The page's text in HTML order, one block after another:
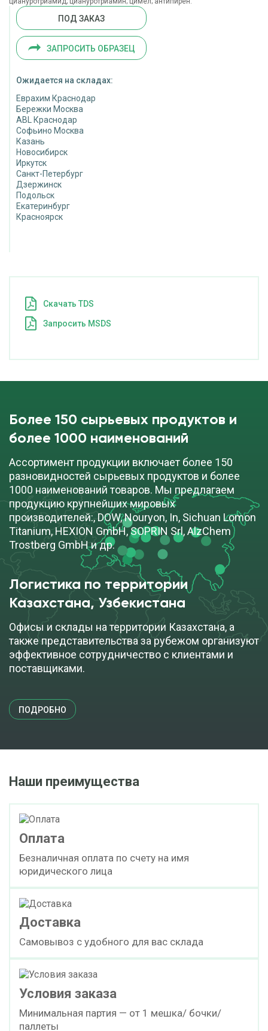
ПОД ЗАКАЗ
ЗАПРОСИТЬ ОБРАЗЕЦ
Ожидается на складах:
Еврахим Краснодар
Бережки Москва
ABL Краснодар
Софьино Москва
Казань
Новосибирск
Иркутск
Санкт-Петербург
Дзержинск
Подольск
Екатеринбург
Красноярск
Cкачать TDS
Запросить MSDS
Более 150 сырьевых продуктов и
более 1000 наименований
Ассортимент продукции включает более 150
разновидностей сырьевых продуктов и более
1000 наименований товаров. Мы предлагаем
продукцию крупнейших мировых
производителей:, DOW, Nouryon, In, Sichuan Lomon
Titanium, HEXION GmbH, SOPRIN Srl, AlzChem
Trostberg GmbH и др.
Логистика по территории
Казахстана, Узбекистана
Офисы и склады на территории Казахстана, а
также представительства за рубежом организуют
эффективное сотрудничество с клиентами и
поставщиками.
ПОДРОБНО
Наши преимущества
Оплата
Безналичная оплата по счету на имя
юридического лица
Доставка
Самовывоз с удобного для вас склада
Условия заказа
Минимальная партия — от 1 мешка/ бочки/
паллеты